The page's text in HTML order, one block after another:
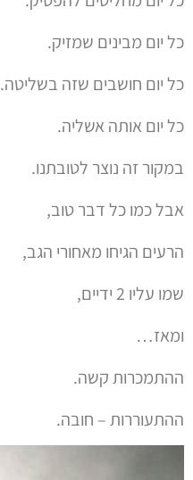
כל יום מבינים שמזיק.
כל יום חושבים שזה בשליטה.
כל יום אותה אשליה.
במקור זה נוצר לטובתנו.
אבל כמו כל דבר טוב,
הרעים הגיחו מאחורי הגב,
שמו עליו 2 ידיים,
ומאז…
ההתמכרות קשה.
ההתעוררות – חובה.